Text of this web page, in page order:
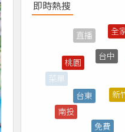
即時熱搜
桃園
台中
7-ELEVEN
南投
台東
新竹
補助
免費